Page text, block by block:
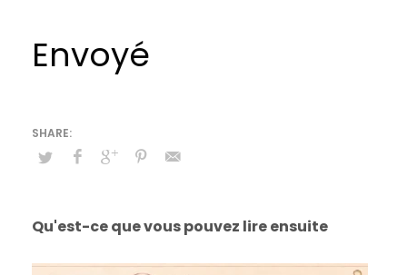
Envoyé
Qu'est-ce que vous pouvez lire ensuite